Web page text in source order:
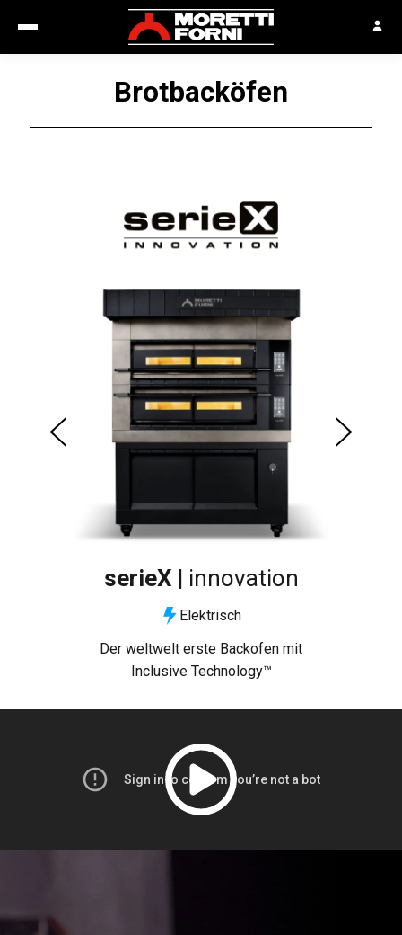
Brotbacköfen
serieX | innovation
Elektrisch
Der weltwelt erste Backofen mit
Inclusive Technology™